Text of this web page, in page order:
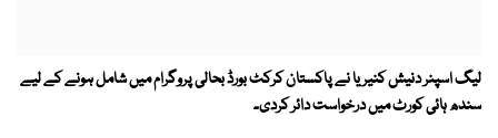
ليگ اسپنر دنیشکنیریانے پاکستان کرکٹ بورڈبحالی پروگرام میں شامل ہونے کے لیے
سندھ ہائی کورٹ میں درخواست دائر کردی۔